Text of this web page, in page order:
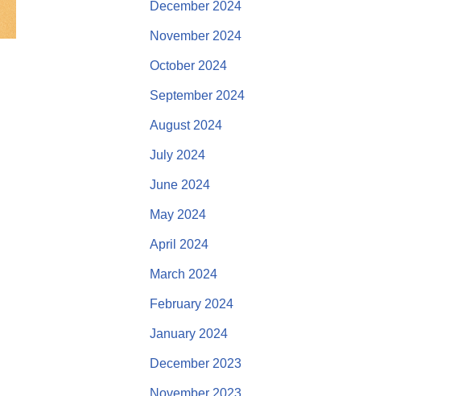
December 2024
November 2024
October 2024
September 2024
August 2024
July 2024
June 2024
May 2024
April 2024
March 2024
February 2024
January 2024
December 2023
November 2023